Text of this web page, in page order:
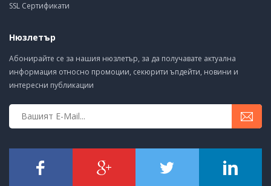
SSL Сертификати
Нюзлетър
Абонирайте се за нашия нюзлетър, за да получавате актуална
информация относно промоции, секюрити ъпдейти, новини и
интересни публикации